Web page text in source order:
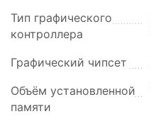
Тип графического
контроллера
Графический чипсет
Объём установленной
памяти